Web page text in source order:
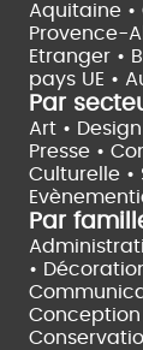
Aquitaine •
Provence-
Etranger •
pays UE •
Par
Art •
Presse •
Culturelle •
Par
•
Conception